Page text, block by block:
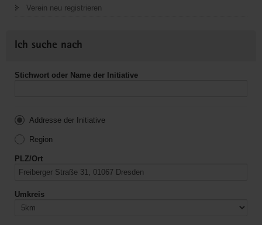
Verein neu registrieren
Ich suche nach
Stichwort oder Name der Initiative
Addresse der Initiative
Region
PLZ/Ort
Umkreis